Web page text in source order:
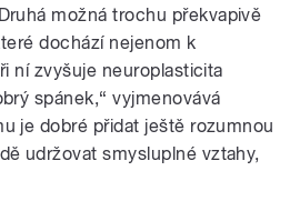
možná trochu překvapivě
dochází nejenom k
ní zvyšuje neuroplasticita
spánek,“ vyjmenovává
je dobré přidat ještě rozumnou
udržovat smysluplné vztahy,